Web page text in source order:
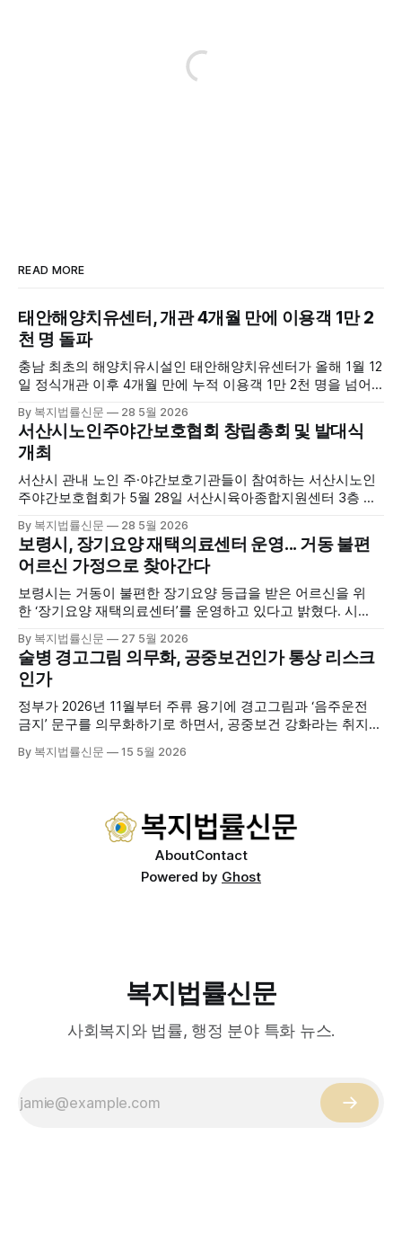
READ MORE
태안해양치유센터, 개관 4개월 만에 이용객 1만 2
천 명 돌파
충남 최초의 해양치유시설인 태안해양치유센터가 올해 1월 12
일 정식개관 이후 4개월 만에 누적 이용객 1만 2천 명을 넘어
양자원을 활용한 맞춤형 프로그램과 차별화된 웰니스 콘텐츠
를 선보이며 관광객과 군민의 발길을 끌고 있다. 센터는 염지
하수, 피트 등 태안의 청정 해양자원을 활용해 몸과 마음의 회
복을 돕는 다양한 프로그램을 운영하고
By 복지법률신문 28 5월 2026
서산시노인주야간보호협회 창립총회 및 발대식
개최
서산시 관내 노인 주·야간보호기관들이 참여하는 서산시노인
주야간보호협회가 5월 28일 서산시육아종합지원센터 3층 공
행사에는 서산시 관내 주·야간보호기관 관계자와 종사자, 유관
기관 내빈 등 약 100여명이 참석했으며, 서산시청 관계자, 서
산시노인복지시설협회, 서산시재가복지협회, 서산시사회복지
사협회 등 지역 노인복지 관련 기관 관계자들이 함께해 협회
출범을 축하했다. 서산시노인주야간보호협회는 서산시 소재
By 복지법률신문 28 5월 2026
보령시, 장기요양 재택의료센터 운영... 거동 불편
어르신 가정으로 찾아간다
보령시는 거동이 불편한 장기요양 등급을 받은 어르신을 위
한 ‘장기요양 재택의료센터’를 운영하고 있다고 밝혔다. 시
고 본격적인 서비스 제공에 나서고 있다. 재택의료센터
는 (한)의사가 거동 불편으로 의료기관 이용이 어렵다고 판단
한 장기요양 등급자를 대상으로, (한)의사·간호사·사회복지사
로 구성된 다학제 팀이 직접 가정을 방문해 건강관리서비스
를 제공하는
By 복지법률신문 27 5월 2026
술병 경고그림 의무화, 공중보건인가 통상 리스크
인가
정부가 2026년 11월부터 주류 용기에 경고그림과 ‘음주운전
금지’ 문구를 의무화하기로 하면서, 공중보건 강화라는 취지와
도는 국제 통상 규범, 영세업체 부담, 소비자 선택권 등 다양한
By 복지법률신문 15 5월 2026
AboutContact
Powered by Ghost
복지법률신문
사회복지와 법률, 행정 분야 특화 뉴스.